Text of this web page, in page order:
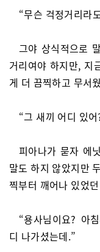
“무슨 걱정거리라
그야 상식적으로
거리여야 하지만, 지
게 더 끔찍하고 무서
“그 새끼 어디 있어
피아나가 묻자 에
말도 하지 않았지만
찍부터 깨어나 있었
“용사님이요? 아
디 나가셨는데.”